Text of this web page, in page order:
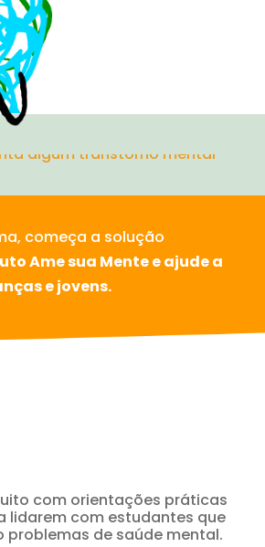
Ame sua Mente e ajude a
e jovens.
com orientações práticas
lidarem com estudantes que
de saúde mental.